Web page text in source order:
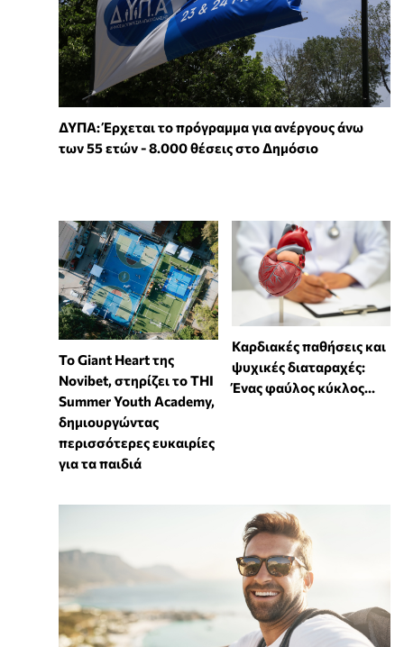
ΔΥΠΑ: Έρχεται το πρόγραμμα για ανέργους άνω
των 55 ετών - 8.000 θέσεις στο Δημόσιο
To Giant Heart της
Novibet, στηρίζει το THI
Summer Youth Academy,
δημιουργώντας
περισσότερες ευκαιρίες
για τα παιδιά
Καρδιακές παθήσεις και
ψυχικές διαταραχές:
Ένας φαύλος κύκλος...